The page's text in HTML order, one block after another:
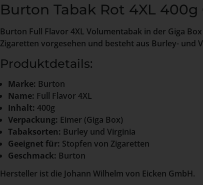
Burton Tabak Rot 4XL
Burton Full Flavor 4XL Volumentabak in der Giga
Zigaretten vorgesehen und besteht aus Burley- und
Produktdetails:
Marke: Burton
Name: Full Flavor 4XL
Inhalt: 400g
Verpackung: Eimer (Giga Box)
Tabaksorten: Burley und Virginia
Geeignet für: Stopfen von Zigaretten
Geschmack: Burton
Hersteller ist die Johann Wilhelm von Eicken GmbH.